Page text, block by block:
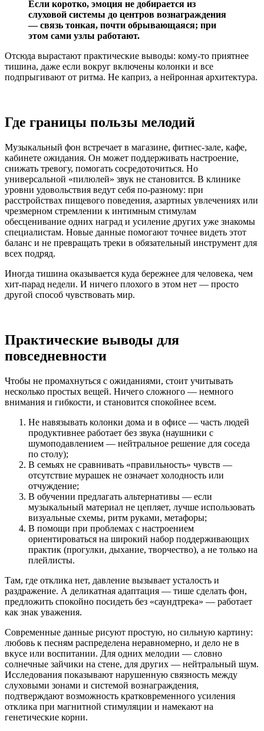
Если коротко, эмоция не добирается из
слуховой системы до центров вознаграждения
— связь тонкая, почти обрывающаяся; при
этом сами узлы работают.
Отсюда вырастают практические выводы: кому-то приятнее
тишина, даже если вокруг включены колонки и все
подпрыгивают от ритма. Не каприз, а нейронная архитектура.
Где границы пользы мелодий
Музыкальный фон встречает в магазине, фитнес-зале, кафе,
кабинете ожидания. Он может поддерживать настроение,
снижать тревогу, помогать сосредоточиться. Но
универсальной «пилюлей» звук не становится. В клинике
уровни удовольствия ведут себя по‑разному: при
расстройствах пищевого поведения, азартных увлечениях или
чрезмерном стремлении к интимным стимулам
обесценивание одних наград и усиление других уже знакомы
специалистам. Новые данные помогают точнее видеть этот
баланс и не превращать треки в обязательный инструмент для
всех подряд.
Иногда тишина оказывается куда бережнее для человека, чем
хит-парад недели. И ничего плохого в этом нет — просто
другой способ чувствовать мир.
Практические выводы для
повседневности
Чтобы не промахнуться с ожиданиями, стоит учитывать
несколько простых вещей. Ничего сложного — немного
внимания и гибкости, и становится спокойнее всем.
Не навязывать колонки дома и в офисе — часть людей
продуктивнее работает без звука (наушники с
шумоподавлением — нейтральное решение для соседа
по столу);
В семьях не сравнивать «правильность» чувств —
отсутствие мурашек не означает холодность или
отчуждение;
В обучении предлагать альтернативы — если
музыкальный материал не цепляет, лучше использовать
визуальные схемы, ритм руками, метафоры;
В помощи при проблемах с настроением
ориентироваться на широкий набор поддерживающих
практик (прогулки, дыхание, творчество), а не только на
плейлисты.
Там, где отклика нет, давление вызывает усталость и
раздражение. А деликатная адаптация — тише сделать фон,
предложить спокойно посидеть без «саундтрека» — работает
как знак уважения.
Современные данные рисуют простую, но сильную картину:
любовь к песням распределена неравномерно, и дело не в
вкусе или воспитании. Для одних мелодии — словно
солнечные зайчики на стене, для других — нейтральный шум.
Исследования показывают нарушенную связность между
слуховыми зонами и системой вознаграждения,
подтверждают возможность кратковременного усиления
отклика при магнитной стимуляции и намекают на
генетические корни.